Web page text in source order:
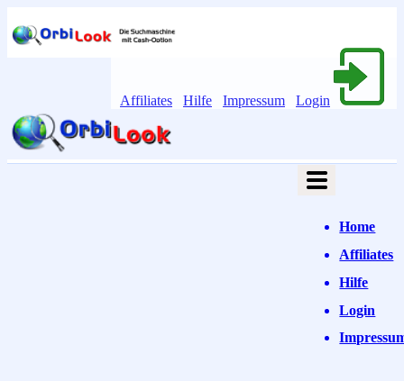
Affiliates Hilfe Impressum Login
Home
Affiliates
Hilfe
Login